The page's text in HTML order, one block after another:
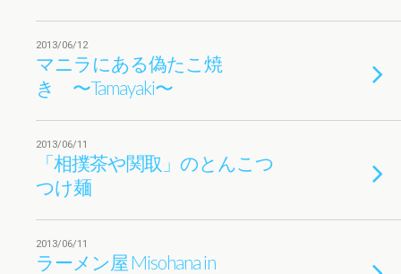
2013/06/12
マニラにある偽たこ焼
き 〜Tamayaki〜
2013/06/11
「相撲茶や関取」のとんこつ
つけ麺
2013/06/11
ラーメン屋 Misohana in